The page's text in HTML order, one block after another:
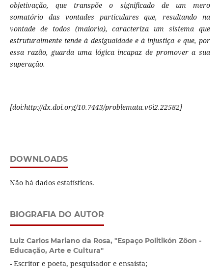
objetivação, que transpõe o significado de um mero
somatório das vontades particulares que, resultando na
vontade de todos (maioria), caracteriza um sistema que
estruturalmente tende à desigualdade e à injustiça e que, por
essa razão, guarda uma lógica incapaz de promover a sua
superação.
[doi:http://dx.doi.org/10.7443/problemata.v6i2.22582]
DOWNLOADS
Não há dados estatísticos.
BIOGRAFIA DO AUTOR
Luiz Carlos Mariano da Rosa, "Espaço Politikón Zôon -
Educação, Arte e Cultura"
- Escritor e poeta, pesquisador e ensaísta;